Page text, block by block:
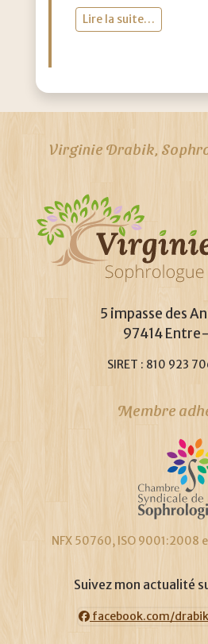
Lire la suite…
Virginie Drabik,
5 impasse des
97414
SIRET : 810 923
Membre
NFX 50760, ISO 9001:2008
Suivez mon actualité
facebook.com/